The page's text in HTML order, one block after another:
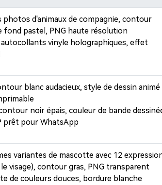
d'animaux de compagnie, contour
fond pastel, PNG haute résolution
vinyle holographiques, effet
blanc audacieux, style de dessin animé
noir épais, couleur de bande
prêt pour WhatsApp
variantes de mascotte avec 12
visage), contour gras, PNG transparent
de couleurs douces, bordure blanche
Créez des
à l’infini. 100
gratuit!
Créer Gratuitement →